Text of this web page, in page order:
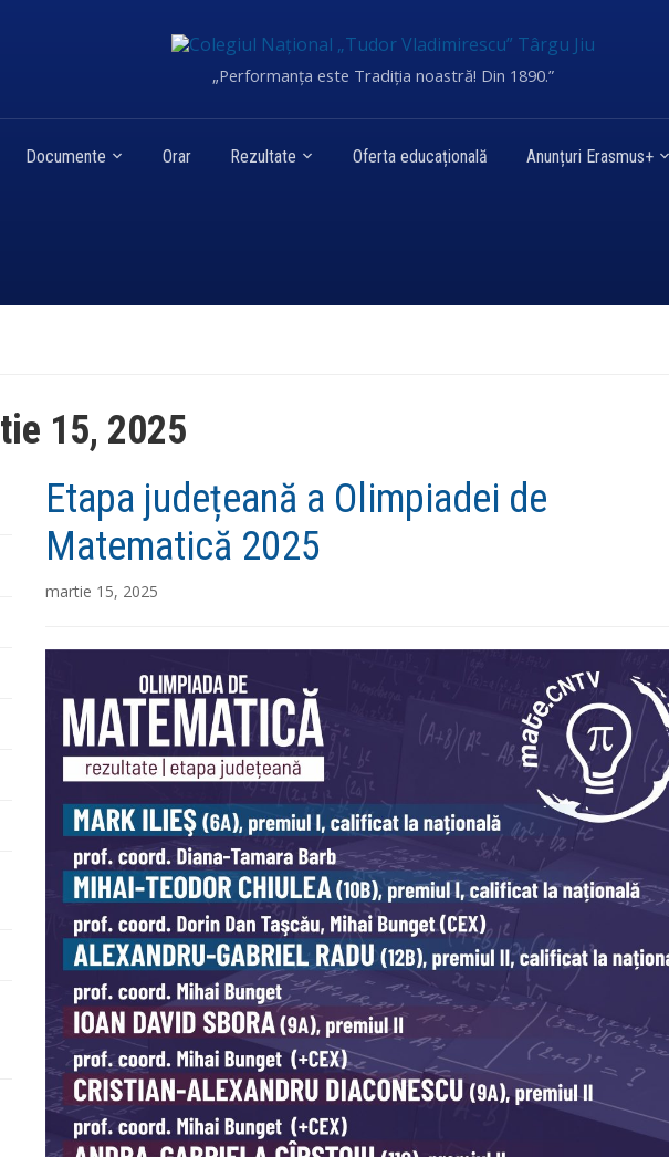
„Performanța este Tradiția noastră! Din 1890.”
Documente Orar Rezultate Oferta educațională Anunțuri Erasmus+
15, 2025
Etapa județeană a Olimpiadei de
Matematică 2025
martie 15, 2025